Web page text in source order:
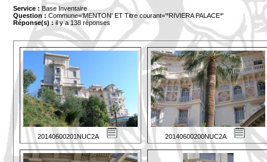
Service : Base Inventaire
Question : Commune='MENTON' ET Titre courant='*RIVIERA PALACE*'
Réponse(s) :il y a 138 réponses
20140600201NUC2A 20140600200NUC2A